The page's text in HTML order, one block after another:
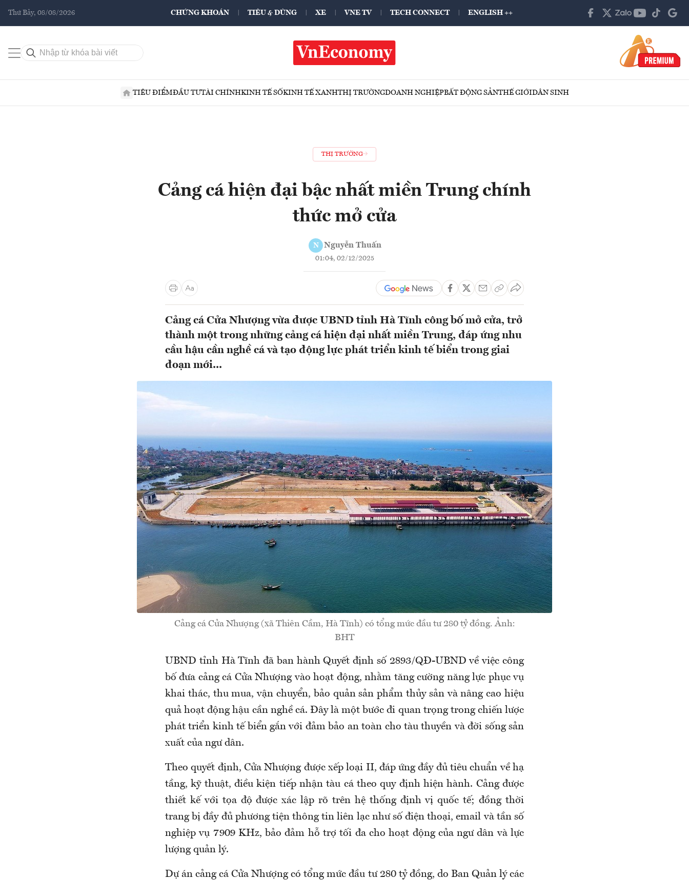
Thứ Bảy, 08/08/2026 CHỨNG KHOÁN TIÊU & DÙNG XE VNE TV TECH CONNECT ENGLISH ++
TIÊU ĐIỂMĐẦU TƯTÀI CHÍNHKINH TẾ SỐKINH TẾ XANHTHỊ TRƯỜNGDOANH NGHIỆPBẤT ĐỘNG SẢNTHẾ GIỚIDÂN SINH
THỊ TRƯỜNG
Cảng cá hiện đại bậc nhất miền Trung chính
thức mở cửa
N Nguyễn Thuấn
01:04, 02/12/2025
Cảng cá Cửa Nhượng vừa được UBND tỉnh Hà Tĩnh công bố mở cửa, trở
thành một trong những cảng cá hiện đại nhất miền Trung, đáp ứng nhu
cầu hậu cần nghề cá và tạo động lực phát triển kinh tế biển trong giai
đoạn mới...
Cảng cá Cửa Nhượng (xã Thiên Cầm, Hà Tĩnh) có tổng mức đầu tư 280 tỷ đồng. Ảnh:
BHT
UBND tỉnh Hà Tĩnh đã ban hành Quyết định số 2893/QĐ-UBND về việc công
bố đưa cảng cá Cửa Nhượng vào hoạt động, nhằm tăng cường năng lực phục vụ
khai thác, thu mua, vận chuyển, bảo quản sản phẩm thủy sản và nâng cao hiệu
quả hoạt động hậu cần nghề cá. Đây là một bước đi quan trọng trong chiến lược
phát triển kinh tế biển gắn với đảm bảo an toàn cho tàu thuyền và đời sống sản
xuất của ngư dân.
Theo quyết định, Cửa Nhượng được xếp loại II, đáp ứng đầy đủ tiêu chuẩn về hạ
tầng, kỹ thuật, điều kiện tiếp nhận tàu cá theo quy định hiện hành. Cảng được
thiết kế với tọa độ được xác lập rõ trên hệ thống định vị quốc tế; đồng thời
trang bị đầy đủ phương tiện thông tin liên lạc như số điện thoại, email và tần số
nghiệp vụ 7909 KHz, bảo đảm hỗ trợ tối đa cho hoạt động của ngư dân và lực
lượng quản lý.
Dự án cảng cá Cửa Nhượng có tổng mức đầu tư 280 tỷ đồng, do Ban Quản lý các